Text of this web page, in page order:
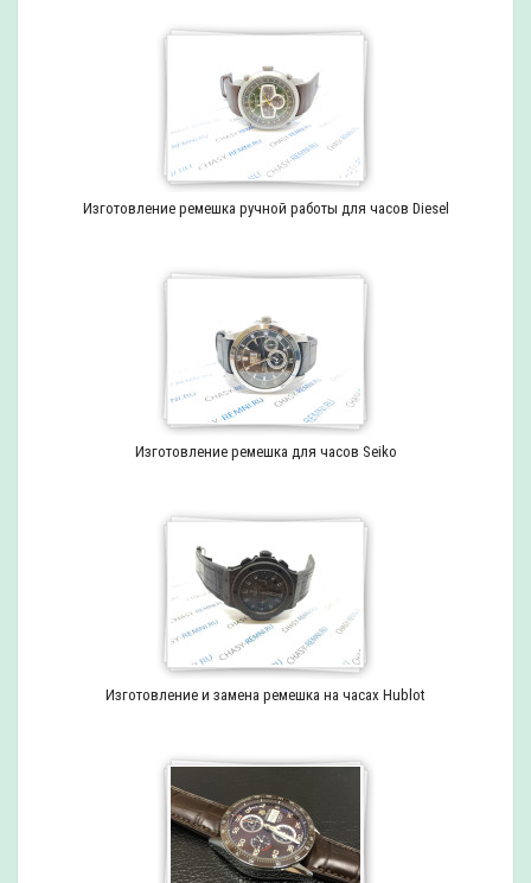
Изготовление ремешка ручной работы для часов Diesel
Изготовление ремешка для часов Seiko
Изготовление и замена ремешка на часах Hublot